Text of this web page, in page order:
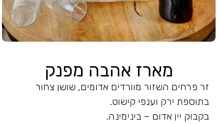
מארז אהבה מפנק
זר פרחים השזור מוורדים אדומים, שושן צחור
בתוספת ירק וענפי קישוט.
בקבוק יין אדום – בינימינה.